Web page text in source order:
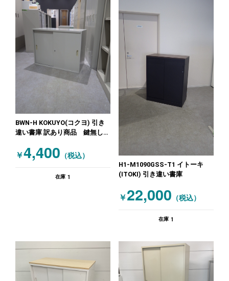
BWN-H KOKUYO(コクヨ) 引き
違い書庫 訳あり商品 鍵無し特
￥4,400 （税込）
在庫 1
H1-M1090GSS-T1 イトーキ
(ITOKI) 引き違い書庫
￥22,000 （税込）
在庫 1